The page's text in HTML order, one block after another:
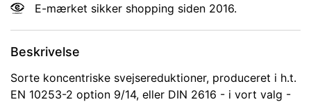
E-mærket sikker shopping siden 2016.
Beskrivelse
Sorte koncentriske svejsereduktioner, produceret i h.t.
EN 10253-2 option 9/14, eller DIN 2616 - i vort valg -